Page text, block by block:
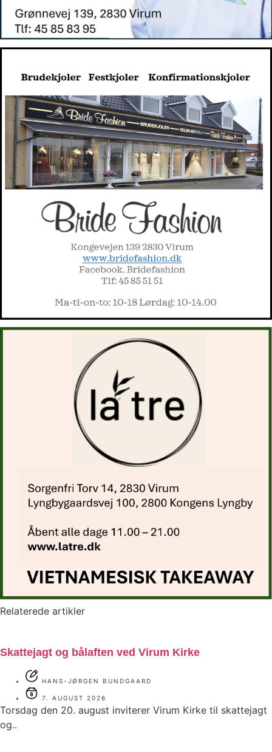
Relaterede artikler
Skattejagt og bålaften ved Virum Kirke
HANS-JØRGEN BUNDGAARD
7. AUGUST 2026
Torsdag den 20. august inviterer Virum Kirke til skattejagt
og..